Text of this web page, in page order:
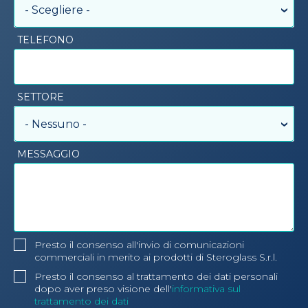
- Scegliere -
TELEFONO
SETTORE
- Nessuno -
MESSAGGIO
Presto il consenso all'invio di comunicazioni
commerciali in merito ai prodotti di Steroglass S.r.l.
Presto il consenso al trattamento dei dati personali
dopo aver preso visione dell'informativa sul
trattamento dei dati